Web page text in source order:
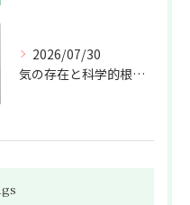
2026/07/30
気の存在と科学的根拠の授業